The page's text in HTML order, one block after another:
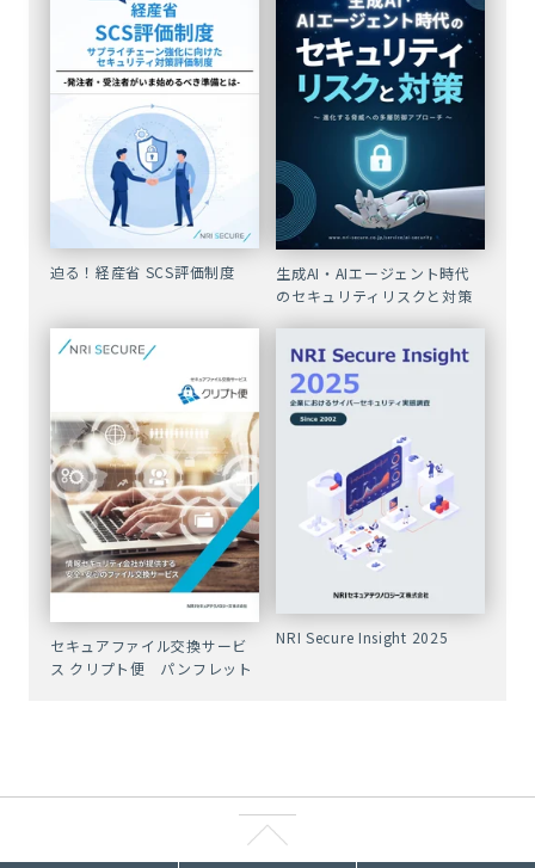
迫る！経産省 SCS評価制度
生成AI・AIエージェント時代
のセキュリティリスクと対策
セキュアファイル交換サービ
ス クリプト便 パンフレット
NRI Secure Insight 2025